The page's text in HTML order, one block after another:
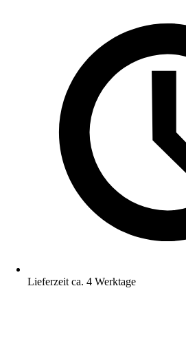
Lieferzeit ca. 4 Werktage